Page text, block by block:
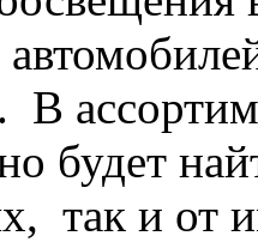
В
будет
так и от